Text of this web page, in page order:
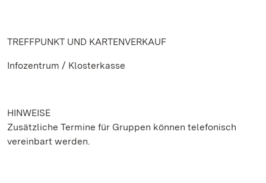
TREFFPUNKT UND KARTENVERKAUF
Infozentrum / Klosterkasse
HINWEISE
Zusätzliche Termine für Gruppen können telefonisch
vereinbart werden.